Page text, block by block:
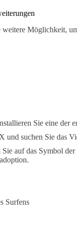
Möglichkeit,
Sie eine der
und suchen Sie das
auf das Symbol
Surfens